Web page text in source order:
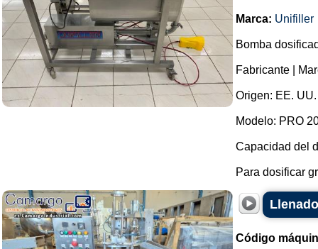
Marca: Unifiller
Bomba
Fabricante |
Origen: EE. UU.
Modelo: PRO
Capacidad del
Para dosificar
Código